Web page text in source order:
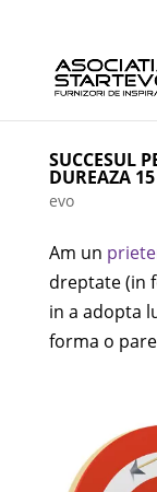
SUCCESUL
DUREAZA
evo
Am un
dreptate (in
in a adopta
forma o